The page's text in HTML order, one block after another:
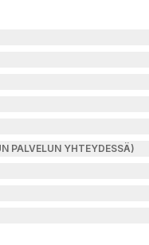
PALVELUN YHTEYDESSÄ)